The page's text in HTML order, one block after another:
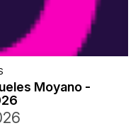
Moyano -